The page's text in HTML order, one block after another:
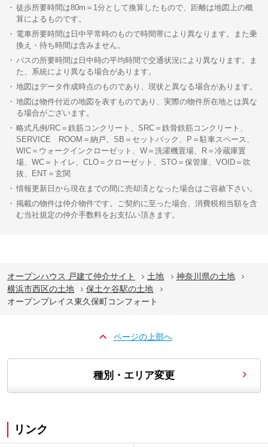
徒歩所要時間は80m＝1分として換算したもので、距離は地図上の概
算によるものです。
電車所要時間は日中平常時のもので時間帯により異なります。また乗
換え・待ち時間は含みません。
バスの所要時間は日中時の平均時間で交通状況により異なります。ま
た、系統により異なる場合があります。
地図はデータ作成時点のものであり、現状と異なる場合があります。
地図は物件付近の地図を表すものであり、実際の物件所在地とは異な
る場合がございます。
略式凡例/RC＝鉄筋コンクリート、SRC＝鉄骨鉄筋コンクリート、
SERVICE ROOM＝納戸、SB＝セットバック、P＝駐車スペース、
WIC＝ウォークインクローゼット、W＝洗濯機置場、R＝冷蔵庫置
場、WC＝トイレ、CLO＝クローゼット、STO＝保管庫、VOID＝吹
抜、ENT＝玄関
情報更新日から現在までの間に売却済となった場合はご容赦下さい。
掲載の物件は仲介物件です。ご契約に至った場合、消費税相当額を含
む当社規定の仲介手数料をお支払い頂きます。
オープンハウス 戸建て仲介サイト 土地
神奈川県の土地
横浜市西区の土地
保土ケ谷駅の土地
オープンプレイス東久保町コンフォート
ページの上部へ
種別・エリア変更
リンク